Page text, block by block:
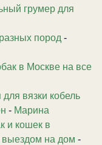
грумер для
пород -
в Москве на все
для вязки кобель
- Марина
и кошек в
выездом на дом -